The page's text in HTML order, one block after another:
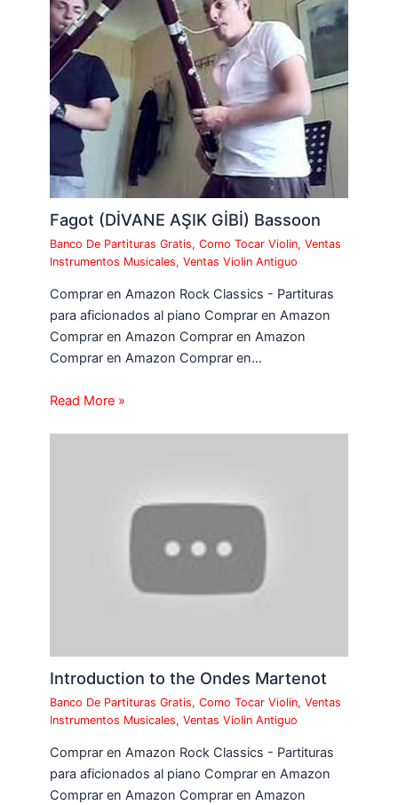
Fagot (DİVANE AŞIK GİBİ) Bassoon
Banco De Partituras Gratis,Como Tocar Violin,Ventas
Instrumentos Musicales,Ventas Violin Antiguo
Comprar en Amazon Rock Classics - Partituras
para aficionados al piano Comprar en Amazon
Comprar en Amazon Comprar en Amazon
Comprar en Amazon Comprar en…
Read More »
Introduction to the Ondes Martenot
Banco De Partituras Gratis,Como Tocar Violin,Ventas
Instrumentos Musicales,Ventas Violin Antiguo
Comprar en Amazon Rock Classics - Partituras
para aficionados al piano Comprar en Amazon
Comprar en Amazon Comprar en Amazon